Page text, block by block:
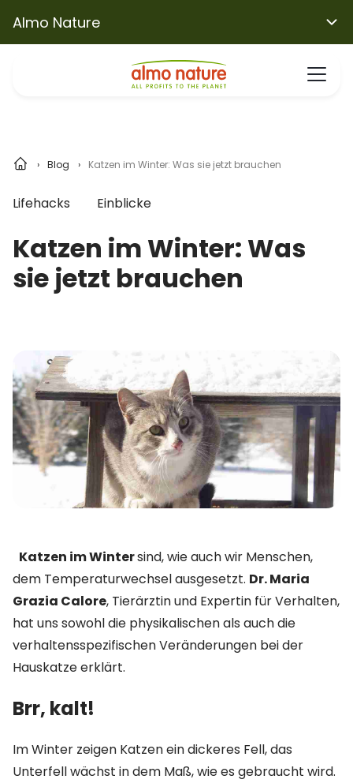
Almo Nature
Blog Katzen im Winter: Was sie jetzt brauchen
Lifehacks Einblicke
Katzen im Winter: Was
sie jetzt brauchen
Katzen im Wintersind, wie auch wir Menschen,
dem Temperaturwechsel ausgesetzt. Dr. Maria
Grazia Calore, Tierärztin und Expertin für Verhalten,
hat uns sowohl die physikalischen als auch die
verhaltensspezifischen Veränderungen bei der
Hauskatze erklärt.
Brr, kalt!
Im Winter zeigen Katzen ein dickeres Fell, das
Unterfell wächst in dem Maß, wie es gebraucht wird.